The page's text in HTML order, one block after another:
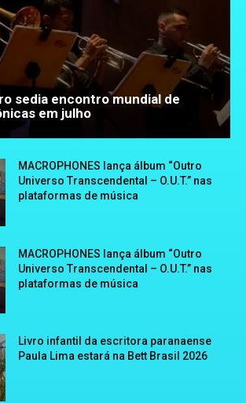
sedia encontro mundial de
em julho
MACROPHONES lança álbum “Outro
Universo Transcendental – O.U.T.” nas
plataformas de música
MACROPHONES lança álbum “Outro
Universo Transcendental – O.U.T.” nas
plataformas de música
Livro infantil da escritora paranaense
Paula Lima estará na Bett Brasil 2026